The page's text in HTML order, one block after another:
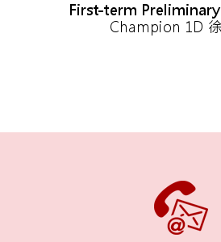
First-term
Champion 1D